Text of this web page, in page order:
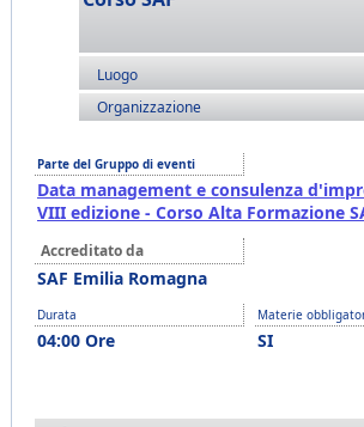
Luogo
Organizzazione
Parte del Gruppo di eventi
Data management e consulenza
VIII edizione - Corso Alta Formazione
Accreditato da
SAF Emilia Romagna
Durata
04:00 Ore
Materie
SI